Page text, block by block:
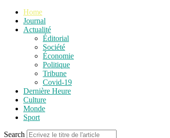
Home
Journal
Actualité
Éditorial
Société
Économie
Politique
Tribune
Covid-19
Dernière Heure
Culture
Monde
Sport
Search